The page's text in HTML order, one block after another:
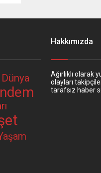
Dünya
Hakkımızda
Ağırlıklı olarak
olayları
tarafsız haber